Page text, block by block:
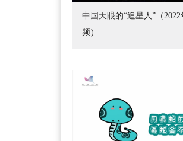
中国天眼的“追星人”（
频）